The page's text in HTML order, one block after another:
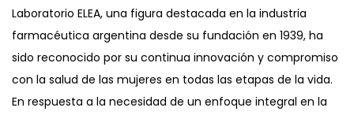
Laboratorio ELEA, una figura destacada en la industria
farmacéutica argentina desde su fundación en 1939, ha
sido reconocido por su continua innovación y compromiso
con la salud de las mujeres en todas las etapas de la vida.
En respuesta a la necesidad de un enfoque integral en la